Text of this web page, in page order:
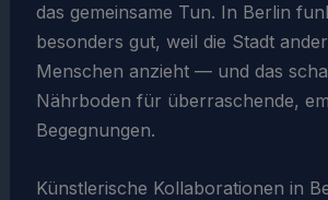
das gemeinsame Tun. In Berlin
besonders gut, weil die Stadt
Menschen anzieht — und das
Nährboden für überraschende,
Begegnungen.
Künstlerische Kollaborationen in